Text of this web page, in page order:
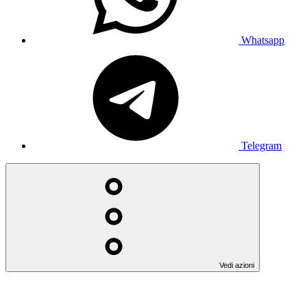
Whatsapp
Telegram
Vedi azioni